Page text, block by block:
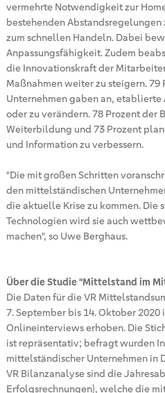
vermehrte Notwendigkeit zur
bestehenden
zum schnellen Handeln. Dabei
Anpassungsfähigkeit. Zudem
die Innovationskraft der
Maßnahmen weiter zu steigern.
Unternehmen gaben an,
oder zu verändern. 78 Prozent der
Weiterbildung und 73 Prozent
und Information zu verbessern.
"Die mit großen Schritten
den mittelständischen
die aktuelle Krise zu kommen. Die
Technologien wird sie auch
machen", so Uwe Berghaus.
Über die Studie "Mittelstand im
Die Daten für die VR
7. September bis 14. Oktober
Onlineinterviews erhoben. Die
ist repräsentativ; befragt wurden
mittelständischer Unternehmen in
VR Bilanzanalyse sind die
Erfolgsrechnungen), welche die